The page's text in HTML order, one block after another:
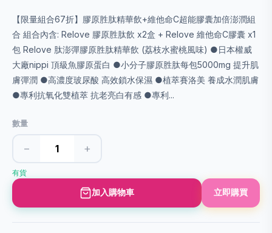
【限量組合67折】膠原胜肽精華飲+維他命C超能膠囊加倍澎潤組
合 組合內含: Relove 膠原胜肽飲 x2盒 + Relove 維他命C膠囊 x1
包 Relove 肽澎彈膠原胜肽精華飲 (荔枝水蜜桃風味) ●日本權威
大廠nippi 頂級魚膠原蛋白 ●小分子膠原胜肽每包5000mg 提升肌
膚彈潤 ●高濃度玻尿酸 高效鎖水保濕 ●植萃賽洛美 養成水潤肌膚
●專利抗氧化雙植萃 抗老亮白有感 ●專利...
數量
− +
有貨
加入購物車 立即購買